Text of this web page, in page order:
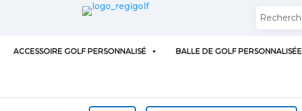
ACCESSOIRE GOLF PERSONNALISÉ BALLE DE GOLF PERSONNALISÉE